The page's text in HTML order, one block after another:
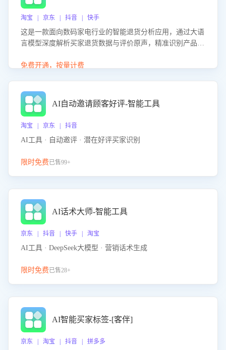
淘宝 | 京东 | 抖音 | 快手
这是一款面向数码家电行业的智能退货分析应用，通过大语
言模型深度解析买家退货数据与评价原声，精准识别产品质
改进建议，通过挖掘用户痛点驱动产品迭代，从根本上降低
免费开通，按量计费
AI自动邀请顾客好评-智能工具
淘宝 | 京东 | 抖音
AI工具 · 自动邀评 · 潜在好评买家识别
限时免费已售99+
AI话术大师-智能工具
京东 | 抖音 | 快手 | 淘宝
AI工具 · DeepSeek大模型 · 营销话术生成
限时免费已售28+
AI智能买家标签-[客伴]
京东 | 淘宝 | 抖音 | 拼多多